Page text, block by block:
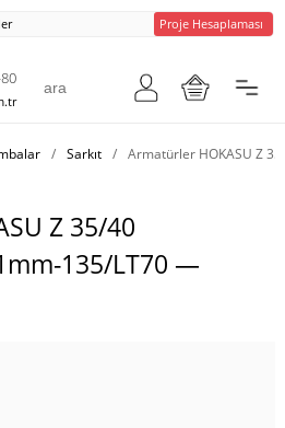
Proje Hesaplaması
/ Sarkıt / Armatürler HOKASU Z
Z 35/40
135/LT70 —